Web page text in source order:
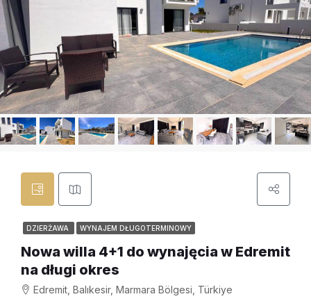
DZIERŻAWA WYNAJEM DŁUGOTERMINOWY
Nowa willa 4+1 do wynajęcia w Edremit
na długi okres
Edremit, Balıkesir, Marmara Bölgesi, Türkiye